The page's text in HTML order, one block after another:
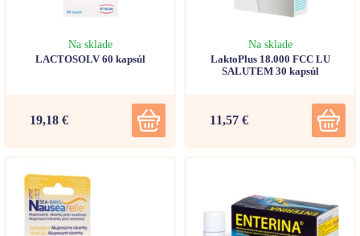
Na sklade
LACTOSOLV 60 kapsúl
19,18 €
Na sklade
LaktoPlus 18.000 FCC LU
SALUTEM 30 kapsúl
11,57 €